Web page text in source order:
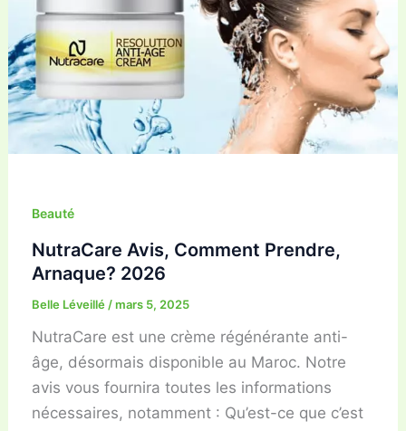
Beauté
NutraCare Avis, Comment Prendre,
Arnaque? 2026
Belle Léveillé/mars 5, 2025
NutraCare est une crème régénérante anti-
âge, désormais disponible au Maroc. Notre
avis vous fournira toutes les informations
nécessaires, notamment : Qu’est-ce que c’est